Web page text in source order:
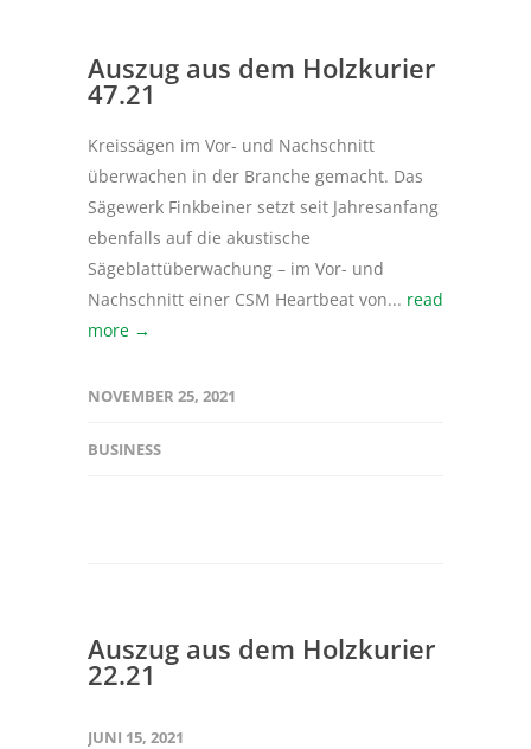
Auszug aus dem Holzkurier
47.21
Kreissägen im Vor- und Nachschnitt
überwachen in der Branche gemacht. Das
Sägewerk Finkbeiner setzt seit Jahresanfang
ebenfalls auf die akustische
Sägeblattüberwachung – im Vor- und
Nachschnitt einer CSM Heartbeat von... read
more →
NOVEMBER 25, 2021
BUSINESS
Auszug aus dem Holzkurier
22.21
JUNI 15, 2021